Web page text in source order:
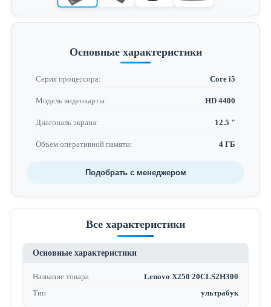
Основные характеристики
Серия процессора: Core i5
Модель видеокарты: HD 4400
Диагональ экрана: 12.5 "
Объем оперативной памяти: 4 ГБ
Подобрать с менеджером
Все характеристики
Основные характеристики
Название товара
Lenovo X250 20CLS2H300
Тип
ультрабук